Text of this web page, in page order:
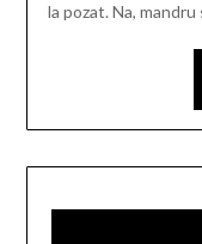
la pozat. Na,